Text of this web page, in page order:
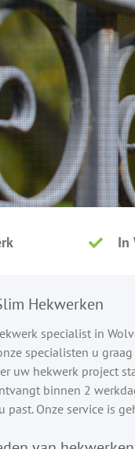
In
Hekwerken
specialist in
specialisten u
uw hekwerk project
binnen 2
past. Onze service is